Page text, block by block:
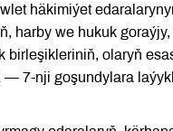
häkimiýet
harby we hukuk
birleşikleriniň, olaryň
— 7-nji goşundylara